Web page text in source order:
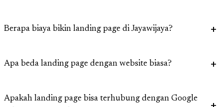
Berapa biaya bikin landing page di Jayawijaya?
Apa beda landing page dengan website biasa?
Apakah landing page bisa terhubung dengan Google